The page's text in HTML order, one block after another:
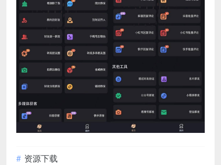
资源下载